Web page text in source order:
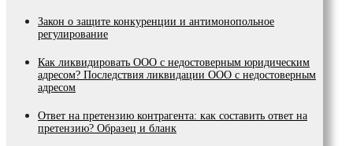
Закон о защите конкуренции и антимонопольное
регулирование
Как ликвидировать ООО с недостоверным юридическим
адресом? Последствия ликвидации ООО с недостоверным
адресом
Ответ на претензию контрагента: как составить ответ на
претензию? Образец и бланк